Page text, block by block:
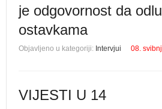
je odgovornost da
ostavkama
Objavljeno u kategoriji: Intervjui 08.
VIJESTI U 14